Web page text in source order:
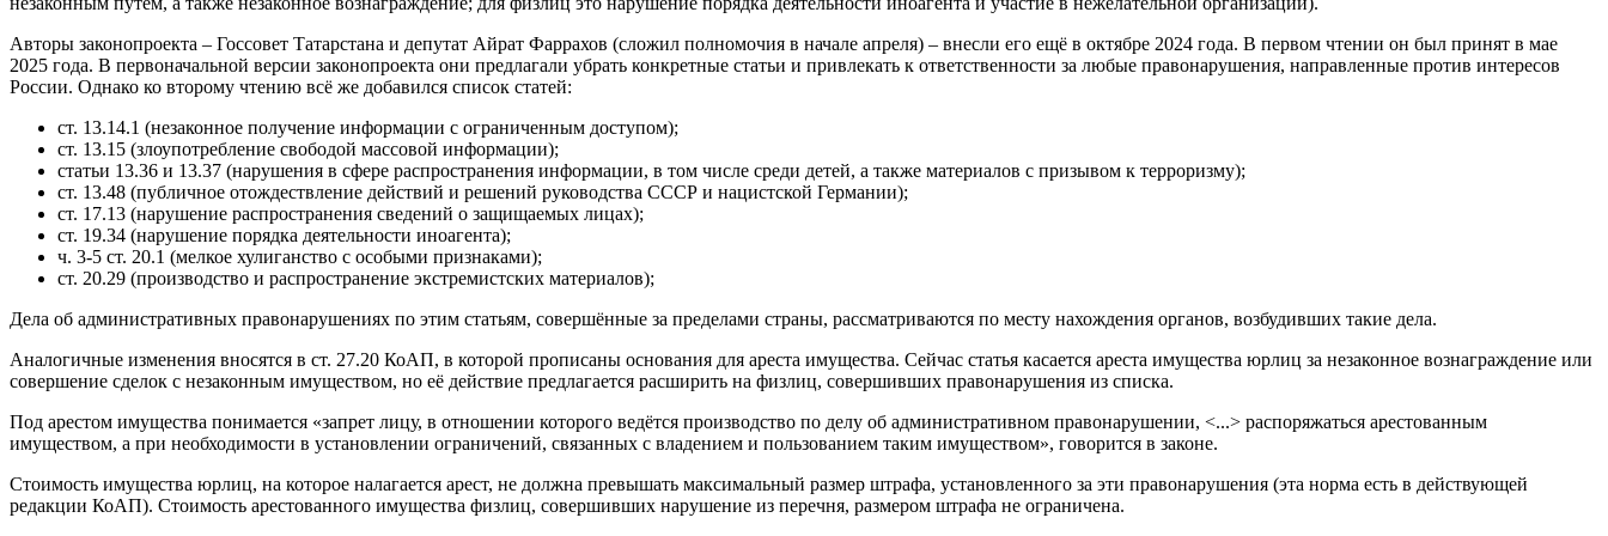
Авторы законопроекта – Госсовет Татарстана и депутат Айрат Фаррахов (сложил полномочия в начале апреля) – внесли его ещё в октябре 2024 года. В первом чтении он был принят в мае
2025 года. В первоначальной версии законопроекта они предлагали убрать конкретные статьи и привлекать к ответственности за любые правонарушения, направленные против интересов
России. Однако ко второму чтению всё же добавился список статей:
ст. 13.14.1 (незаконное получение информации с ограниченным доступом);
ст. 13.15 (злоупотребление свободой массовой информации);
статьи 13.36 и 13.37 (нарушения в сфере распространения информации, в том числе среди детей, а также материалов с призывом к терроризму);
ст. 13.48 (публичное отождествление действий и решений руководства СССР и нацистской Германии);
ст. 17.13 (нарушение распространения сведений о защищаемых лицах);
ст. 19.34 (нарушение порядка деятельности иноагента);
ч. 3-5 ст. 20.1 (мелкое хулиганство с особыми признаками);
ст. 20.29 (производство и распространение экстремистских материалов);
Дела об административных правонарушениях по этим статьям, совершённые за пределами страны, рассматриваются по месту нахождения органов, возбудивших такие дела.
Аналогичные изменения вносятся в ст. 27.20 КоАП, в которой прописаны основания для ареста имущества. Сейчас статья касается ареста имущества юрлиц за незаконное вознаграждение или
совершение сделок с незаконным имуществом, но её действие предлагается расширить на физлиц, совершивших правонарушения из списка.
Под арестом имущества понимается «запрет лицу, в отношении которого ведётся производство по делу об административном правонарушении, <...> распоряжаться арестованным
имуществом, а при необходимости в установлении ограничений, связанных с владением и пользованием таким имуществом», говорится в законе.
Стоимость имущества юрлиц, на которое налагается арест, не должна превышать максимальный размер штрафа, установленного за эти правонарушения (эта норма есть в действующей
редакции КоАП). Стоимость арестованного имущества физлиц, совершивших нарушение из перечня, размером штрафа не ограничена.